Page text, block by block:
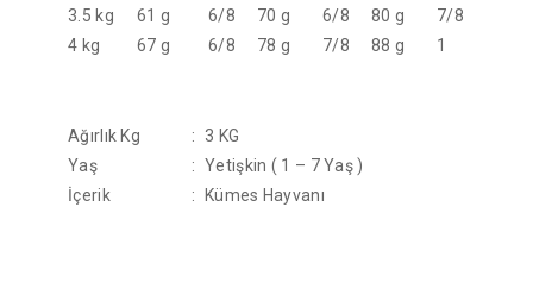
3.5 kg
61 g 6/8 70 g 6/8 80 g
7/8
4 kg
67 g 6/8 78 g 7/8 88 g 1
Ağırlık Kg :
3 KG
Yaş
: Yetişkin ( 1 – 7 Yaş )
İçerik
: Kümes Hayvanı